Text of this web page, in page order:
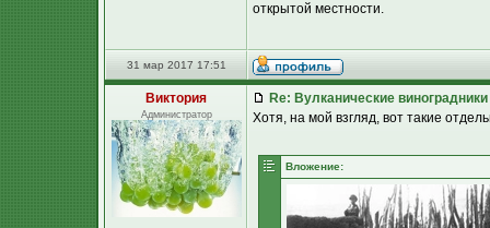
открытой местности.
31 мар 2017 17:51
Виктория
Администратор
Re: Вулканические
Хотя, на мой взгляд, вот такие
Вложение: